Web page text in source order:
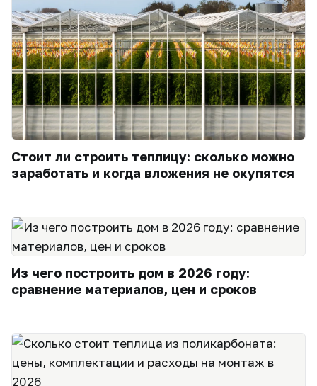
Стоит ли строить теплицу: сколько можно
заработать и когда вложения не окупятся
Из чего построить дом в 2026 году:
сравнение материалов, цен и сроков